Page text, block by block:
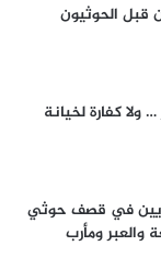
الحوثيون
كفارة لخيانة
في قصف حوثي
ومأرب